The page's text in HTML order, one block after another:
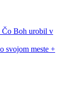
Čo Boh urobil v
svojom meste +